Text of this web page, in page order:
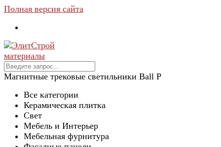
Полная версия сайта
Магнитные трековые светильники Ball P
Все категории
Керамическая плитка
Свет
Мебель и Интерьер
Мебельная фурнитура